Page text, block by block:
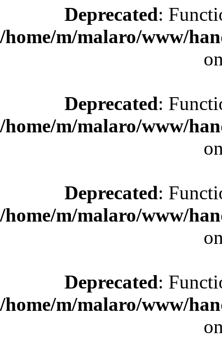
Deprecated:
/home/m/malaro/www/
Deprecated:
/home/m/malaro/www/
Deprecated:
/home/m/malaro/www/
Deprecated:
/home/m/malaro/www/